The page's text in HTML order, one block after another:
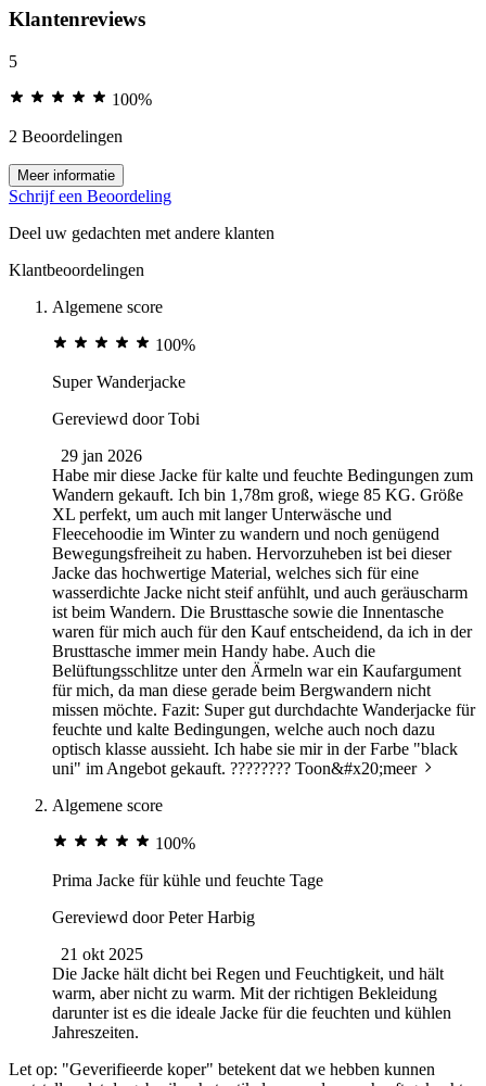
Klantenreviews
5
100%
2 Beoordelingen
Meer informatie
Schrijf een Beoordeling
Deel uw gedachten met andere klanten
Klantbeoordelingen
Algemene score
100%
Super Wanderjacke
Gereviewd doorTobi
29 jan 2026
Habe mir diese Jacke für kalte und feuchte Bedingungen zum
Wandern gekauft. Ich bin 1,78m groß, wiege 85 KG. Größe
XL perfekt, um auch mit langer Unterwäsche und
Fleecehoodie im Winter zu wandern und noch genügend
Bewegungsfreiheit zu haben. Hervorzuheben ist bei dieser
Jacke das hochwertige Material, welches sich für eine
wasserdichte Jacke nicht steif anfühlt, und auch geräuscharm
ist beim Wandern. Die Brusttasche sowie die Innentasche
waren für mich auch für den Kauf entscheidend, da ich in der
Brusttasche immer mein Handy habe. Auch die
Belüftungsschlitze unter den Ärmeln war ein Kaufargument
für mich, da man diese gerade beim Bergwandern nicht
missen möchte. Fazit: Super gut durchdachte Wanderjacke für
feuchte und kalte Bedingungen, welche auch noch dazu
optisch klasse aussieht. Ich habe sie mir in der Farbe "black
uni" im Angebot gekauft. ???????? Toon&#x20;meer
Algemene score
100%
Prima Jacke für kühle und feuchte Tage
Gereviewd doorPeter Harbig
21 okt 2025
Die Jacke hält dicht bei Regen und Feuchtigkeit, und hält
warm, aber nicht zu warm. Mit der richtigen Bekleidung
darunter ist es die ideale Jacke für die feuchten und kühlen
Jahreszeiten.
Let op: "Geverifieerde koper" betekent dat we hebben kunnen